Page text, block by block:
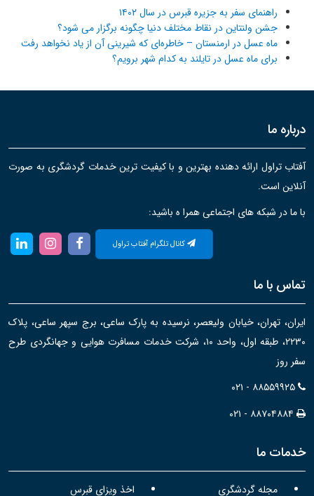
راهنمای سفر به جزیره قبرس در سال ۱۴۰۲
جشن ولنتاین در نقاط مختلف دنیا چگونه برگزار می شود؟
ماه عسل در ارمنستان – خاطره‌ای که شیرینی آن از یاد نخواهد رفت
برای ماه عسل در تایلند به کدام شهر برویم؟
درباره ما
آفتاب تراول ارائه دهنده بهترین و با کیفیت ترین خدمات گردشگری به صورت
آنلاین است.
با ما در شبکه های اجتماعی همرا ه باشید:
کانال تلگرام آفتاب تراول
تماس با ما
ایران، تهران، خیابان ولیعصر، نرسیده به پارک ساعی، برج سپهر ساعی، پلاک
۲۲۳۰، طبقه اول، واحد ۱۰، شرکت خدمات مسافرت هوایی و جهانگردی طرح
سفر روز
۰۲۱ - ۸۸۵۵۹۹۲۵
۰۲۱ - ۸۸۷۰۴۸۸۴
خدمات ما
مجله گردشگری اخذ ویزای قبرس